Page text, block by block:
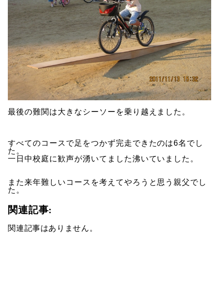
最後の難関は大きなシーソーを乗り越えました。
すべてのコースで足をつかず完走できたのは6名でし
た。
一日中校庭に歓声が湧いてました沸いていました。
また来年難しいコースを考えてやろうと思う親父でし
た。
関連記事:
関連記事はありません。